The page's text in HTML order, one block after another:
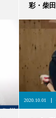
彩・柴
2020.10.01